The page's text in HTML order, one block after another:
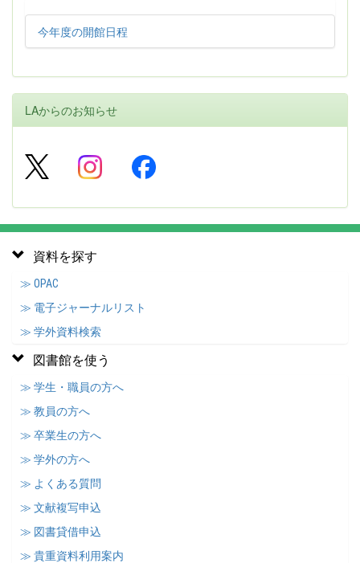
今年度の開館日程
LAからのお知らせ
資料を探す
≫ OPAC
≫ 電子ジャーナルリスト
≫ 学外資料検索
図書館を使う
≫ 学生・職員の方へ
≫ 教員の方へ
≫ 卒業生の方へ
≫ 学外の方へ
≫ よくある質問
≫ 文献複写申込
≫ 図書貸借申込
≫ 貴重資料利用案内